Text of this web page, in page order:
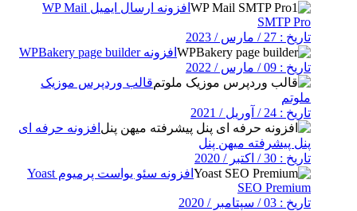
افزونه ارسال ایمیل WP Mail
SMTP Pro
تاریخ : 27 / مارس / 2023
افزونه WPBakery page builder
تاریخ : 09 / مارس / 2022
قالب وردپرس موزیک
ملوتم
تاریخ : 24 / آوریل / 2021
افزونه حرفه ای
پنل پیشرفته میهن پنل
تاریخ : 30 / اکتبر / 2020
افزونه سئو یواست پرمیوم Yoast
SEO Premium
تاریخ : 03 / سپتامبر / 2020